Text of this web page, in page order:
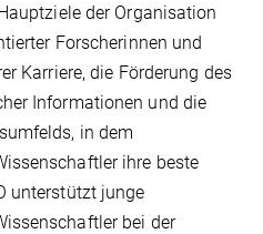
der Organisation
Forscherinnen und
Karriere, die Förderung des
Informationen und die
in dem
ihre beste
unterstützt junge
bei der